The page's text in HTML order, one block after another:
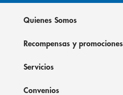
Quienes Somos
Recompensas y promociones
Servicios
Convenios